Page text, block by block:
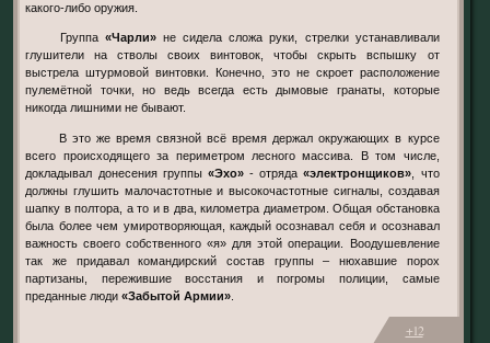
какого-либо оружия.
Группа«Чарли» не сидела сложа руки, стрелки устанавливали
глушители на стволы своих винтовок, чтобы скрыть вспышку от
выстрела штурмовой винтовки. Конечно, это не скроет расположение
пулемётной точки, но ведь всегда есть дымовые гранаты, которые
никогда лишними не бывают.
В это же время связной всё время держал окружающих в курсе
всего происходящего за периметром лесного массива. В том числе,
докладывал донесения группы «Эхо»- отряда«электронщиков» , что
должны глушить малочастотные и высокочастотные сигналы, создавая
шапку в полтора, а то и в два, километра диаметром. Общая обстановка
была более чем умиротворяющая, каждый осознавал себя и осознавал
важность своего собственного «я» для этой операции. Воодушевление
так же придавал командирский состав группы – нюхавшие порох
партизаны, пережившие восстания и погромы полиции, самые
преданные люди«Забытой Армии»
+12